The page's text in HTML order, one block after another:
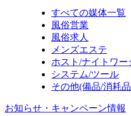
すべての媒体一覧
風俗営業
風俗求人
メンズエステ
ホスト/ナイトワー
システム/ツール
その他(備品/消耗
お知らせ・キャンペーン情報